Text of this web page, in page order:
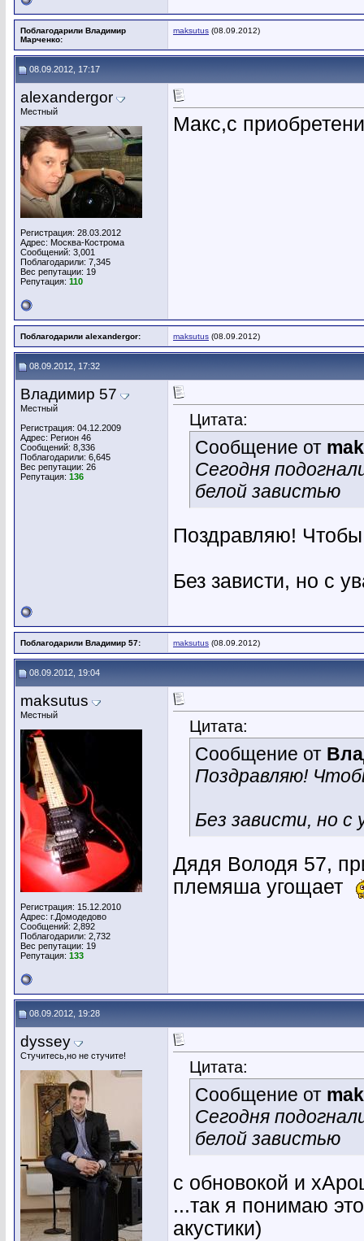
Поблагодарили Владимир
Марченко:
maksutus (08.09.2012)
08.09.2012, 17:17
alexandergor
Местный
Регистрация: 28.03.2012
Адрес: Москва-Кострома
Сообщений: 3,001
Поблагодарили: 7,345
Вес репутации: 19
Репутация: 110
Макс,с
Поблагодарили alexandergor: maksutus (08.09.2012)
08.09.2012, 17:32
Владимир 57
Местный
Регистрация: 04.12.2009
Адрес: Регион 46
Сообщений: 8,336
Поблагодарили: 6,645
Вес репутации: 26
Репутация: 136
Цитата:
Сообщение от
Сегодня
белой завистью
Поздравляю!
Без зависти, но с
Поблагодарили Владимир 57: maksutus (08.09.2012)
08.09.2012, 19:04
maksutus
Местный
Регистрация: 15.12.2010
Адрес: г.Домодедово
Сообщений: 2,892
Поблагодарили: 2,732
Вес репутации: 19
Репутация: 133
Цитата:
Сообщение от
Поздравляю!
Без зависти, но с
Дядя Володя 57,
племяша угощает
08.09.2012, 19:28
dyssey
Стучитесь,но не стучите!
Цитата:
Сообщение от
Сегодня
белой завистью
с обновокой и
...так я понимаю
акустики)